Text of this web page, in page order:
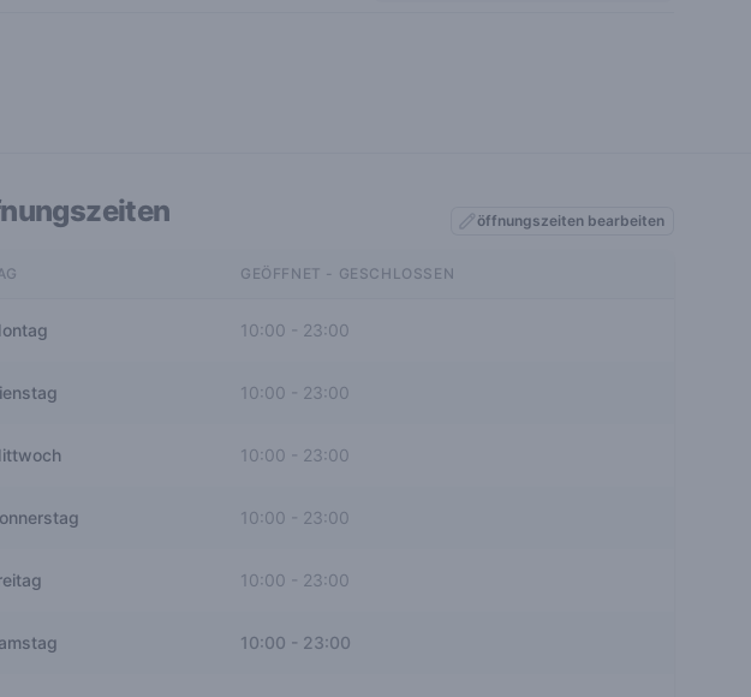
öffnungszeiten bearbeiten
GEÖFFNET - GESCHLOSSEN
10:00 - 23:00
10:00 23:00
10:00 - 23:00
10:00 23:00
10:00 - 23:00
10:00 - 23:00